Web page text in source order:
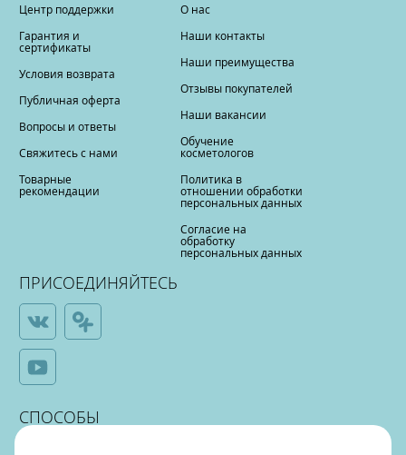
Центр поддержки
Гарантия и
сертификаты
Условия возврата
Публичная оферта
Вопросы и ответы
Свяжитесь с нами
Товарные
рекомендации
О нас
Наши контакты
Наши преимущества
Отзывы покупателей
Наши вакансии
Обучение
косметологов
Политика в
отношении обработки
персональных данных
Согласие на
обработку
персональных данных
ПРИСОЕДИНЯЙТЕСЬ
СПОСОБЫ
ОПЛАТЫ